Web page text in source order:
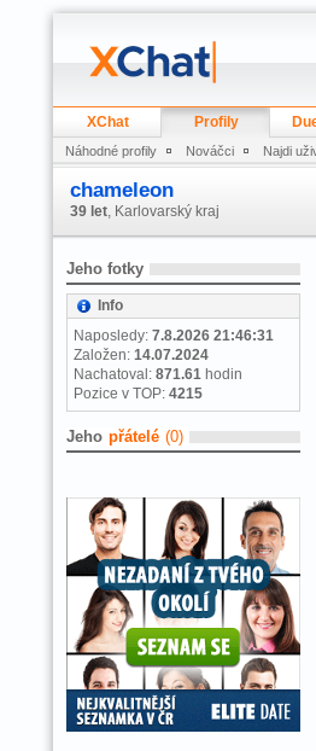
XChat Profily
Náhodné profily Nováčci Najdi
chameleon
39 let, Karlovarský kraj
Jeho fotky
Info
Naposledy: 7.8.2026 21:46:31
Založen: 14.07.2024
Nachatoval: 871.61 hodin
Pozice v TOP: 4215
Jeho přátelé (0)